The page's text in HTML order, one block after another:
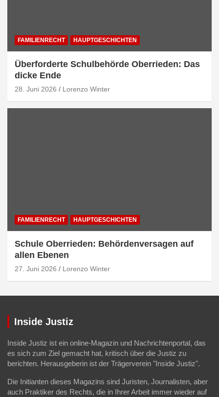
FAMILIENRECHT HAUPTGESCHICHTEN
Überforderte Schulbehörde Oberrieden: Das
dicke Ende
28. Juni 2026 Lorenzo Winter
FAMILIENRECHT HAUPTGESCHICHTEN
Schule Oberrieden: Behördenversagen auf
allen Ebenen
27. Juni 2026 Lorenzo Winter
Inside Justiz
Inside Justiz ist ein online-Magazin und Nachrichtenportal, das
es sich zum Ziel gemacht hat, kritisch über die Justiz zu
berichten. Herausgeberin ist der Trägerverein "Inside Justiz".
Die Initianten dieses Magazins sind Juristen, Journalisten, aber
auch Praktiker des Rechts, die in Ihrer Arbeit immer wieder auf